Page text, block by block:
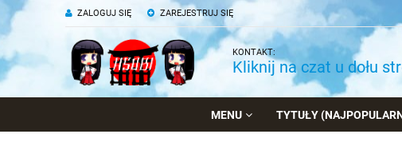
ZAREJESTRUJ SIĘ
ZALOGUJ SIĘ
KONTAKT:
Kliknij na czat u dołu
MENU TYTUŁY